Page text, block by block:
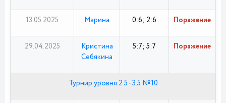
13.05.2025 Марина 0:6; 2:6 Поражение
29.04.2025
Кристина
Себякина
5:7; 5:7 Поражение
Турнир уровня 2.5 - 3.5 №10